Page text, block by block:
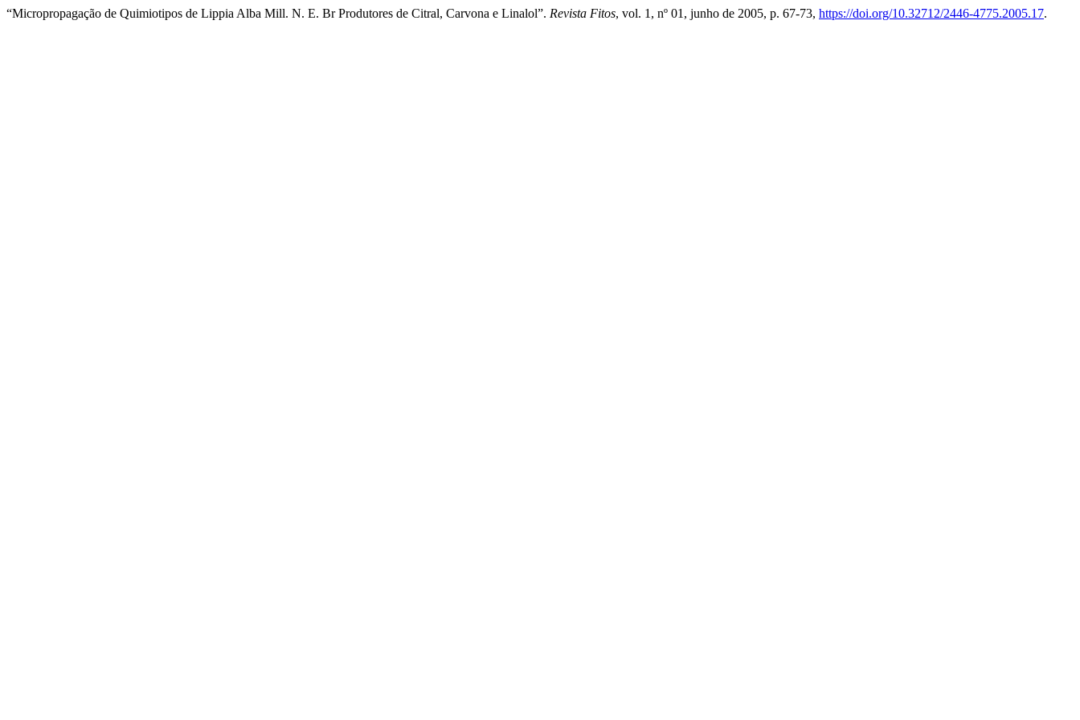
“Micropropagação de Quimiotipos de Lippia Alba Mill. N. E. Br Produtores de Citral, Carvona e Linalol”. Revista Fitos, vol. 1, nº 01, junho de 2005, p. 67-73, https://doi.org/10.32712/2446-4775.2005.17.